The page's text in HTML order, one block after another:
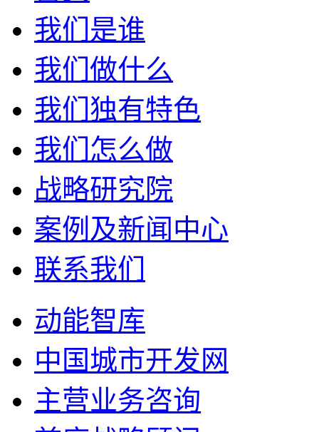
我们是谁
我们做什么
我们独有特色
我们怎么做
战略研究院
案例及新闻中心
联系我们
动能智库
中国城市开发网
主营业务咨询